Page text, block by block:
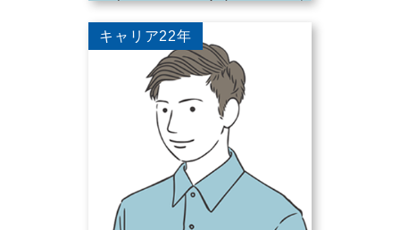
キャリア22年